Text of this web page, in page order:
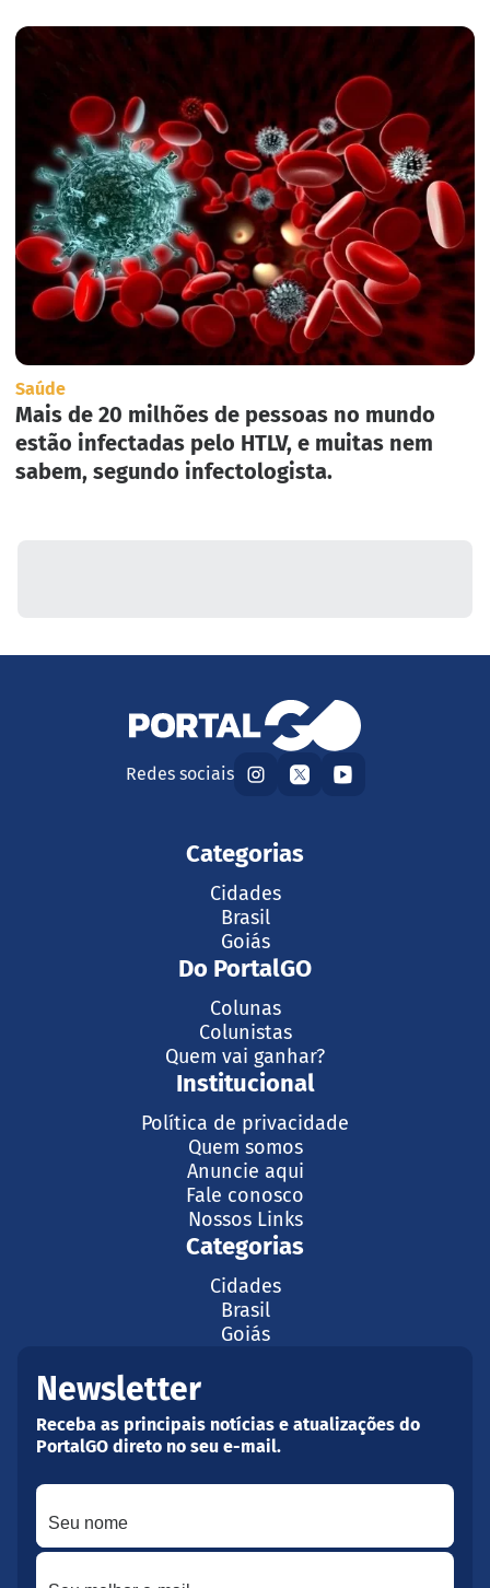
Saúde
Mais de 20 milhões de pessoas no mundo
estão infectadas pelo HTLV, e muitas nem
sabem, segundo infectologista.
Redes sociais
Categorias
Cidades
Brasil
Goiás
Do PortalGO
Colunas
Colunistas
Quem vai ganhar?
Institucional
Política de privacidade
Quem somos
Anuncie aqui
Fale conosco
Nossos Links
Categorias
Cidades
Brasil
Goiás
Newsletter
Receba as principais notícias e atualizações do
PortalGO direto no seu e-mail.
Seu nome
Seu melhor e-mail